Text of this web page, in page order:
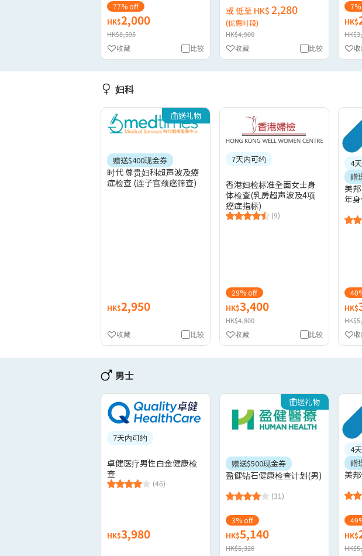
77% off
HK$2,000
HK$8,595
比较
收藏
或 低至 HK$ 2,280
(优惠时段)
HK$4,900
比较
收藏
HK$
妇科
送礼物
赠送$400现金券
时代 尊贵妇科超声波及癌
症检查 (连子宫颈癌筛查)
HK$2,950
比较
收藏
7天内可约
香港妇检标准全面女士身
体检查(乳房超声波及4项
癌症指标)
(9)
29% off
HK$3,400
HK$4,800
比较
收藏
4
赠
美
年
HK$
男士
7天内可约
卓健医疗男性白金健康检
查
(46)
HK$3,980
送礼物
赠送$500现金券
盈健钻石健康检查计划(男)
(31)
3% off
HK$5,140
HK$5,320
4
赠
美
HK$